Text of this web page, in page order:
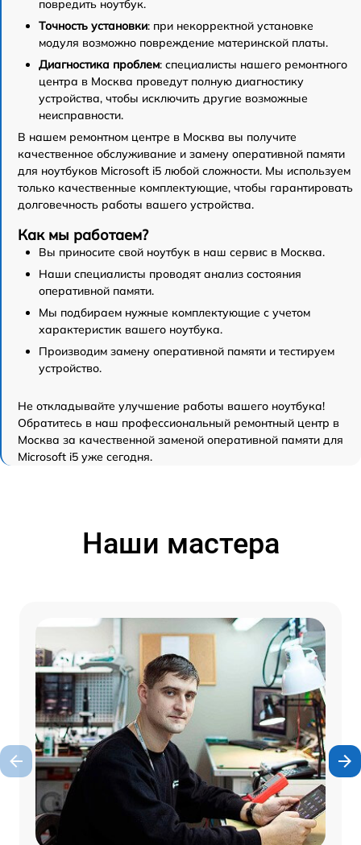
повредить ноутбук.
Точность установки: при некорректной установке
модуля возможно повреждение материнской платы.
Диагностика проблем: специалисты нашего ремонтного
центра в Москва проведут полную диагностику
устройства, чтобы исключить другие возможные
неисправности.
В нашем ремонтном центре в Москва вы получите
качественное обслуживание и замену оперативной памяти
для ноутбуков Microsoft i5 любой сложности. Мы используем
только качественные комплектующие, чтобы гарантировать
долговечность работы вашего устройства.
Как мы работаем?
Вы приносите свой ноутбук в наш сервис в Москва.
Наши специалисты проводят анализ состояния
оперативной памяти.
Мы подбираем нужные комплектующие с учетом
характеристик вашего ноутбука.
Производим замену оперативной памяти и тестируем
устройство.
Не откладывайте улучшение работы вашего ноутбука!
Обратитесь в наш профессиональный ремонтный центр в
Москва за качественной заменой оперативной памяти для
Microsoft i5 уже сегодня.
Наши мастера